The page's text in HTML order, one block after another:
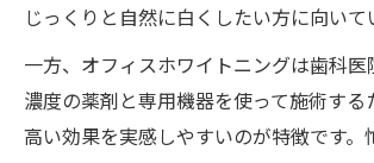
じっくりと自然に白くしたい方に向いて
一方、オフィスホワイトニングは歯科
濃度の薬剤と専用機器を使って施術する
高い効果を実感しやすいのが特徴です。